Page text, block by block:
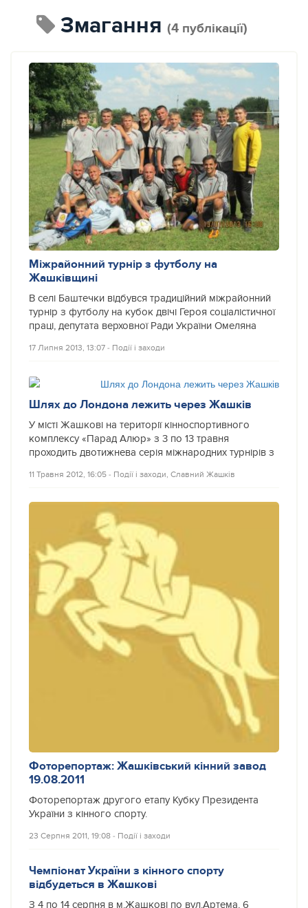
змагання (4 публікації)
Міжрайонний турнір з футболу на
Жашківщині
В селі Баштечки відбувся традиційний міжрайонний
турнір з футболу на кубок двічі Героя соціалістичної
праці, депутата верховної Ради України Омеляна
17 Липня 2013, 13:07 ‐ Події і заходи
Шлях до Лондона лежить через Жашків
У місті Жашкові на території кінноспортивного
комплексу «Парад Алюр» з 3 по 13 травня
проходить двотижнева серія міжнародних турнірів з
11 Травня 2012, 16:05 ‐ Події і заходи, Славний Жашків
Фоторепортаж: Жашківський кінний завод
19.08.2011
Фоторепортаж другого етапу Кубку Президента
України з кінного спорту.
23 Серпня 2011, 19:08 ‐ Події і заходи
Чемпіонат України з кінного спорту
відбудеться в Жашкові
З 4 по 14 серпня в м.Жашкові по вул.Артема, 6